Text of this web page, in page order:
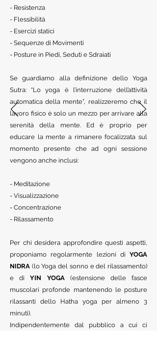
- Resistenza
- Flessibilità
- Esercizi statici
- Sequenze di Movimenti
- Posture in Piedi, Seduti e Sdraiati
Se guardiamo alla definizione dello Yoga
Sutra: “Lo yoga è l’interruzione dell’attività
automatica della mente”, realizzeremo che il
lavoro fisico è solo un mezzo per arrivare alla
serenità della mente. Ed è proprio per
educare la mente a rimanere focalizzata sul
momento presente che ad ogni sessione
vengono anche inclusi:
- Meditazione
- Visualizzazione
- Concentrazione
- Rilassamento
Per chi desidera approfondire questi aspetti,
proponiamo regolarmente lezioni di YOGA
NIDRA (lo Yoga del sonno e del rilassamento)
e diYIN YOGA (estensione delle fasce
muscolari profonde mantenendo le posture
rilassanti dello Hatha yoga per almeno 3
minuti).
Indipendentemente dal pubblico a cui ci